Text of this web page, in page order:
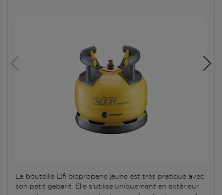
La bouteille Elfi biopropane jaune est très pratique avec
son petit gabarit. Elle s'utilise uniquement en extérieur